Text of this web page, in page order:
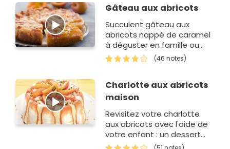
Gâteau aux abricots
Succulent gâteau aux
abricots nappé de caramel
à déguster en famille ou
entre amis.
(46 notes)
Charlotte aux abricots
maison
Revisitez votre charlotte
aux abricots avec l'aide de
votre enfant : un dessert
plein de saveurs !